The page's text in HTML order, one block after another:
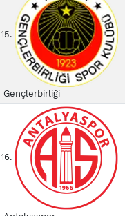
15.
Gençlerbirliği
16.